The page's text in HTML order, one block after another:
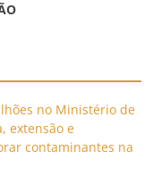
no Ministério de
extensão e
contaminantes na